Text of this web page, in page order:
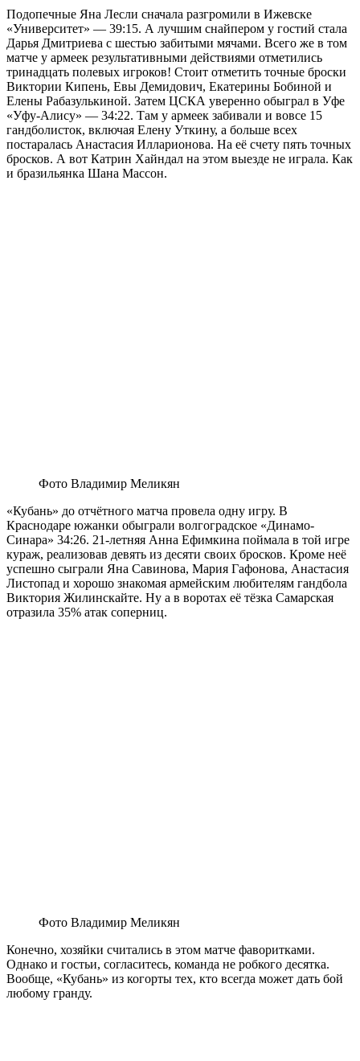
Подопечные Яна Лесли сначала разгромили в Ижевске
«Университет» — 39:15. А лучшим снайпером у гостий стала
Дарья Дмитриева с шестью забитыми мячами. Всего же в том
матче у армеек результативными действиями отметились
тринадцать полевых игроков! Стоит отметить точные броски
Виктории Кипень, Евы Демидович, Екатерины Бобиной и
Елены Рабазулькиной. Затем ЦСКА уверенно обыграл в Уфе
«Уфу-Алису» — 34:22. Там у армеек забивали и вовсе 15
гандболисток, включая Елену Уткину, а больше всех
постаралась Анастасия Илларионова. На её счету пять точных
бросков. А вот Катрин Хайндал на этом выезде не играла. Как
и бразильянка Шана Массон.
Фото Владимир Меликян
«Кубань» до отчётного матча провела одну игру. В
Краснодаре южанки обыграли волгоградское «Динамо-
Синара» 34:26. 21-летняя Анна Ефимкина поймала в той игре
кураж, реализовав девять из десяти своих бросков. Кроме неё
успешно сыграли Яна Савинова, Мария Гафонова, Анастасия
Листопад и хорошо знакомая армейским любителям гандбола
Виктория Жилинскайте. Ну а в воротах её тёзка Самарская
отразила 35% атак соперниц.
Фото Владимир Меликян
Конечно, хозяйки считались в этом матче фаворитками.
Однако и гостьи, согласитесь, команда не робкого десятка.
Вообще, «Кубань» из когорты тех, кто всегда может дать бой
любому гранду.